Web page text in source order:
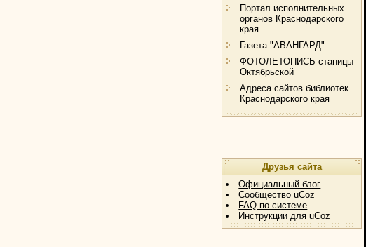
Портал исполнительных
органов Краснодарского
края
Газета "АВАНГАРД"
ФОТОЛЕТОПИСЬ станицы
Октябрьской
Адреса сайтов библиотек
Краснодарского края
Друзья сайта
Официальный блог
Сообщество uCoz
FAQ по системе
Инструкции для uCoz